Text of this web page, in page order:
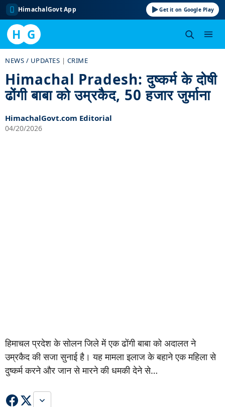
HimachalGovt App Get it on Google Play
H G
content
NEWS / UPDATES | CRIME
Himachal Pradesh: दुष्कर्म के दोषी
ढोंगी बाबा को उम्रकैद, 50 हजार जुर्माना
HimachalGovt.com Editorial
04/20/2026
हिमाचल प्रदेश के सोलन जिले में एक ढोंगी बाबा को अदालत ने
उम्रकैद की सजा सुनाई है। यह मामला इलाज के बहाने एक महिला से
दुष्कर्म करने और जान से मारने की धमकी देने से…